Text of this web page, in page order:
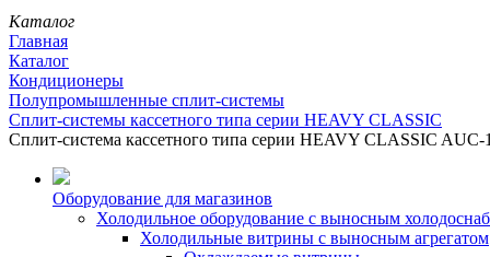
Каталог
Главная
Каталог
Кондиционеры
Полупромышленные сплит-системы
Сплит-системы кассетного типа серии HEAVY CLASSIC
Сплит-система кассетного типа серии HEAVY CLASSIC
Оборудование для магазинов
Холодильное оборудование с выносным
Холодильные витрины с выносным агрегатом